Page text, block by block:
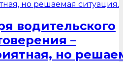
водительского
–
но